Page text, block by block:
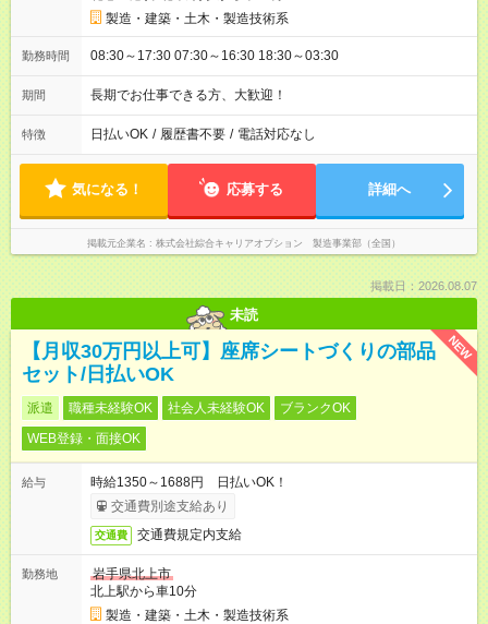
製造・建築・土木・製造技術系
勤務時間 08:30～17:30 07:30～16:30 18:30～03:30
期間 長期でお仕事できる方、大歓迎！
特徴 日払いOK / 履歴書不要 / 電話対応なし
気になる！ 応募する 詳細へ
掲載元企業名 株式会社綜合キャリアオプション 製造事業部（全国）
掲載日：2026.08.07
未読
NEW
【月収30万円以上可】座席シートづくりの部品
セット/日払いOK
派遣 職種未経験OK 社会人未経験OK
ブランクOK
WEB登録・面接OK
給与
時給1350～1688円 日払いOK！
交通費別途支給あり
交通費 交通費規定内支給
勤務地
岩手県北上市
北上駅から車10分
製造・建築・土木・製造技術系